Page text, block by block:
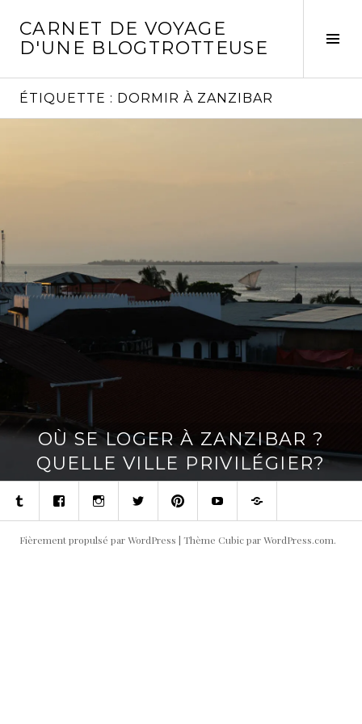
contenu
CARNET DE VOYAGE
D'UNE BLOGTROTTEUSE
ÉTIQUETTE : DORMIR À ZANZIBAR
OÙ SE LOGER À ZANZIBAR ?
QUELLE VILLE PRIVILÉGIER?
TumblrFacebookInstagramTwitterPinterestYoutubeContact
Fièrement propulsé par WordPress | Thème Cubic parWordPress.com.